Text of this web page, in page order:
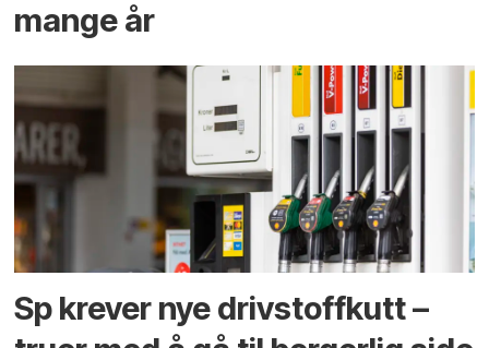
mange år
Sp krever nye drivstoffkutt –